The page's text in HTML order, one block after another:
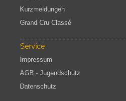
Kurzmeldungen
Grand Cru Classé
Service
Impressum
AGB - Jugendschutz
Datenschutz